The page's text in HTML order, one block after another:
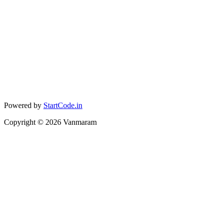
Powered by StartCode.in
Copyright © 2026 Vanmaram